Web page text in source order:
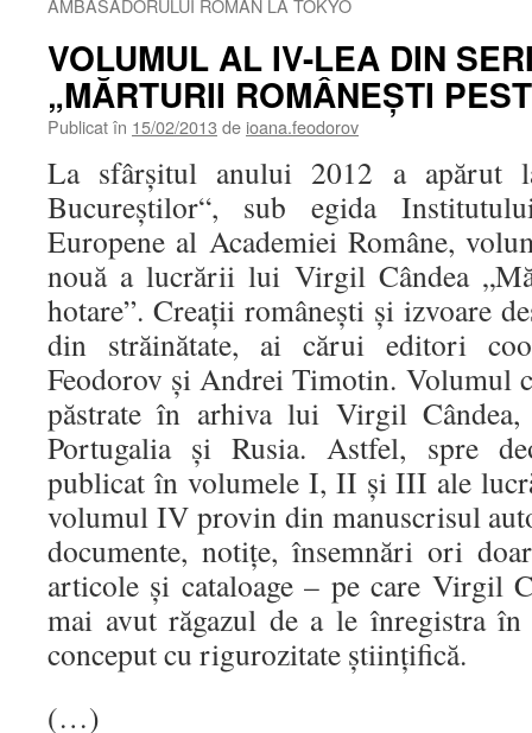
AMBASADORULUI ROMÂN LA TOKYO
VOLUMUL AL IV-LEA DIN
„MĂRTURII ROMÂNEŞTI
Publicat în 15/02/2013 de ioana.feodorov
La sfârşitul anului 2012 a apărut
Bucureştilor“, sub egida
Europene al Academiei Române,
nouă a lucrării lui Virgil Cândea
hotare”. Creaţii româneşti şi izvoare
din străinătate, ai cărui editori
Feodorov şi Andrei Timotin. Volumul
păstrate în arhiva lui Virgil
Portugalia şi Rusia. Astfel, spre
publicat în volumele I, II şi III ale
volumul IV provin din manuscrisul
documente, notiţe, însemnări ori
articole şi cataloage – pe care Virgil
mai avut răgazul de a le înregistra
conceput cu rigurozitate ştiinţifică.
(…)